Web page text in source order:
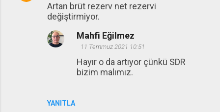
Artan brüt rezerv net rezervi
değiştirmiyor.
YANITLA
Mahfi Eğilmez
11 Temmuz 2021 10:51
Hayır o da artıyor çünkü SDR
bizim malımız.